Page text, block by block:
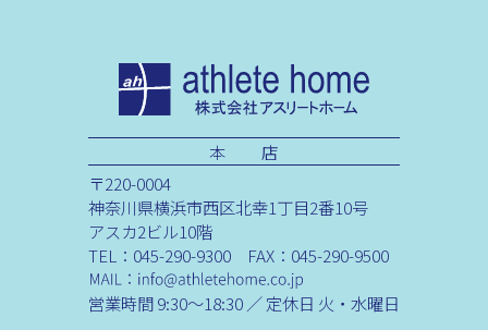
本 店
〒220-0004
神奈川県横浜市西区北幸1丁目2番10号
アスカ2ビル10階
TEL：045-290-9300 FAX：045-290-9500
営業時間 9:30～18:30 ／ 定休日 火・水曜日